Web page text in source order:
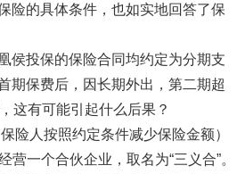
险的具体条件，也如实地回答了保
侯投保的保险合同均约定为分期支
期保费后，因长期外出，第二期超
这有可能引起什么后果？
险人按照约定条件减少保险金额）
营一个合伙企业，取名为“三义合”。